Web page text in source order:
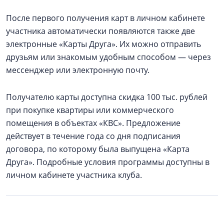
После первого получения карт в личном кабинете
участника автоматически появляются также две
электронные «Карты Друга». Их можно отправить
друзьям или знакомым удобным способом — через
мессенджер или электронную почту.
Получателю карты доступна скидка 100 тыс. рублей
при покупке квартиры или коммерческого
помещения в объектах «КВС». Предложение
действует в течение года со дня подписания
договора, по которому была выпущена «Карта
Друга». Подробные условия программы доступны в
личном кабинете участника клуба.